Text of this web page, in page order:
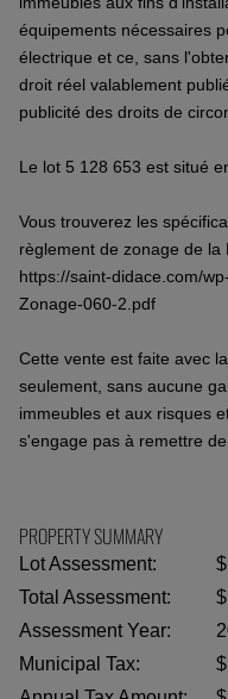
équipements nécessaires
électrique et ce, sans
droit réel valablement
publicité des droits de
Le lot 5 128 653 est situé
Vous trouverez les
règlement de zonage de la
https://saint-didace.com/
Zonage-060-2.pdf
Cette vente est faite avec
seulement, sans aucune
immeubles et aux risques
s'engage pas à remettre
PROPERTY SUMMARY
Lot Assessment:
Total Assessment:
Assessment Year:
Municipal Tax: